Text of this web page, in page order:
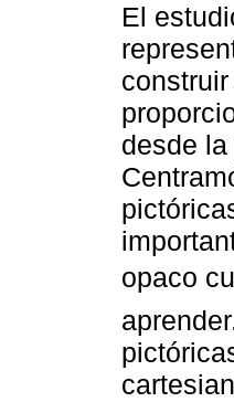
El
desde
opaco